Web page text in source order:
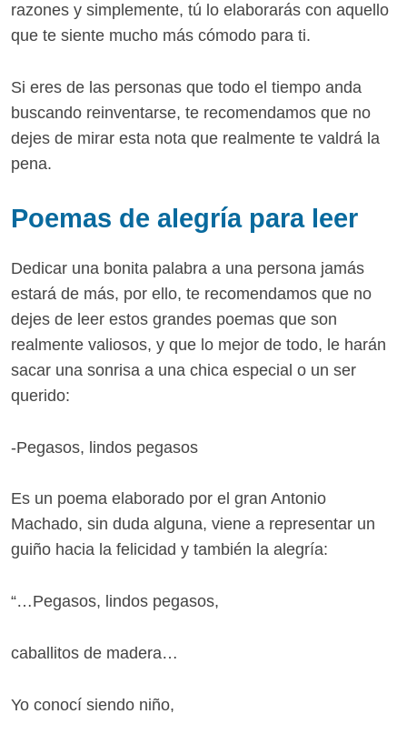
razones y simplemente, tú lo elaborarás con aquello
que te siente mucho más cómodo para ti.
Si eres de las personas que todo el tiempo anda
buscando reinventarse, te recomendamos que no
dejes de mirar esta nota que realmente te valdrá la
pena.
Poemas de alegría para leer
Dedicar una bonita palabra a una persona jamás
estará de más, por ello, te recomendamos que no
dejes de leer estos grandes poemas que son
realmente valiosos, y que lo mejor de todo, le harán
sacar una sonrisa a una chica especial o un ser
querido:
-Pegasos, lindos pegasos
Es un poema elaborado por el gran Antonio
Machado, sin duda alguna, viene a representar un
guiño hacia la felicidad y también la alegría:
“…Pegasos, lindos pegasos,
caballitos de madera…
Yo conocí siendo niño,